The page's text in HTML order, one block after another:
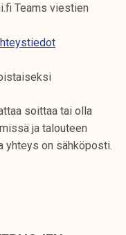
Teams viestien
soittaa tai olla
ja talouteen
yhteys on sähköposti.